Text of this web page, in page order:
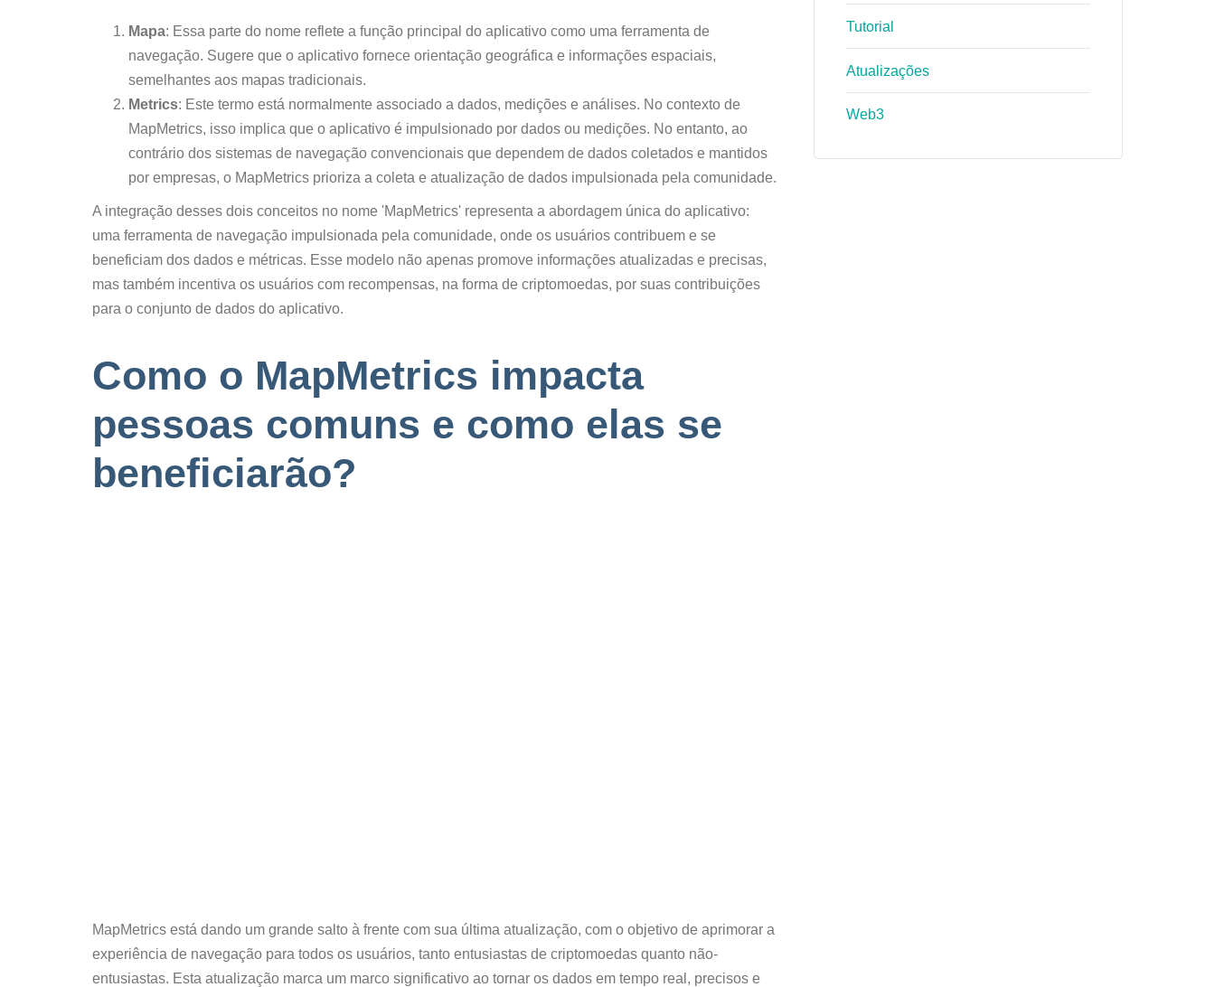
Mapa: Essa parte do nome reflete a função principal do aplicativo como uma ferramenta de
navegação. Sugere que o aplicativo fornece orientação geográfica e informações espaciais,
semelhantes aos mapas tradicionais.
Metrics: Este termo está normalmente associado a dados, medições e análises. No contexto de
MapMetrics, isso implica que o aplicativo é impulsionado por dados ou medições. No entanto, ao
contrário dos sistemas de navegação convencionais que dependem de dados coletados e mantidos
por empresas, o MapMetrics prioriza a coleta e atualização de dados impulsionada pela comunidade.
A integração desses dois conceitos no nome 'MapMetrics' representa a abordagem única do aplicativo:
uma ferramenta de navegação impulsionada pela comunidade, onde os usuários contribuem e se
beneficiam dos dados e métricas. Esse modelo não apenas promove informações atualizadas e precisas,
mas também incentiva os usuários com recompensas, na forma de criptomoedas, por suas contribuições
para o conjunto de dados do aplicativo.
Como o MapMetrics impacta
pessoas comuns e como elas se
beneficiarão?
MapMetrics está dando um grande salto à frente com sua última atualização, com o objetivo de aprimorar a
experiência de navegação para todos os usuários, tanto entusiastas de criptomoedas quanto não-
entusiastas. Esta atualização marca um marco significativo ao tornar os dados em tempo real, precisos e
Tutorial
Atualizações
Web3